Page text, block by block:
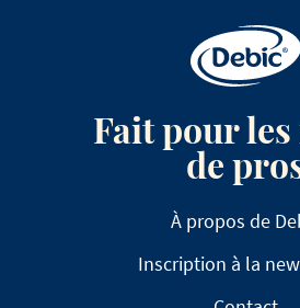
Fait pour
de
À propos de
Inscription à la